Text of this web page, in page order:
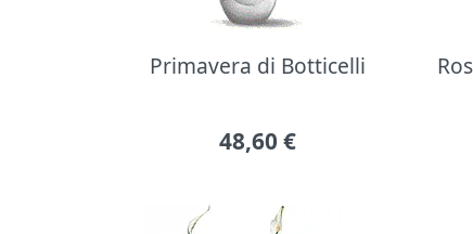
Primavera di Botticelli
48,60 €